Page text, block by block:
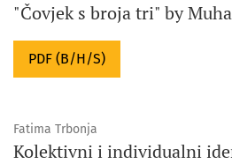
"Čovjek s broja tri" by
PDF (B/H/S)
Fatima Trbonja
Kolektivni i individualni